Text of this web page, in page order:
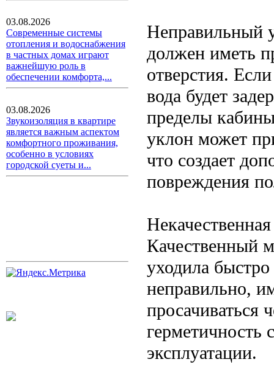
03.08.2026
Современные системы
отопления и водоснабжения
в частных домах играют
важнейшую роль в
обеспечении комфорта,...
03.08.2026
Звукоизоляция в квартире
является важным аспектом
комфортного проживания,
особенно в условиях
городской суеты и...
Неправильный
должен иметь
отверстия.
вода будет
пределы
уклон может
что создает
повреждения
Качественный
уходила
неправильно,
просачиваться
герметичность
эксплуатации.